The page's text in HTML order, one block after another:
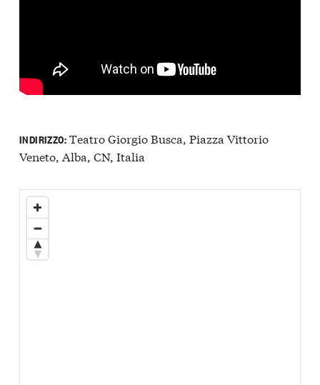
INDIRIZZO:Teatro Giorgio Busca, Piazza Vittorio
Veneto, Alba, CN, Italia